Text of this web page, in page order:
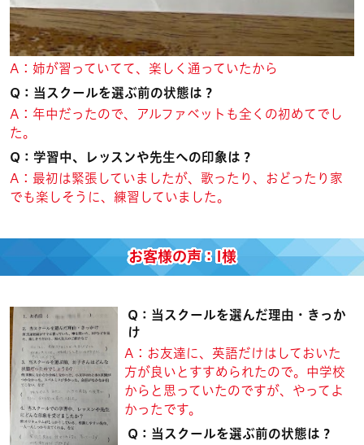
A：姉が習っていてて、楽しく通っていたから
Q：当スクールを選ぶ前の状態は？
A：年中だったので、アルファベットも全くの初めてでし
た。
Q：学習中、レッスンや先生への印象は？
A：最初は緊張していましたが、歌ったり、おどったり家
でも楽しそうに、練習していました。
お客様の声：I様
Q：当スクールを選んだ理由・きっか
け
A：お友達に、英語だけはしておいた
方が良いとすすめられたので。中学校
からと思っていたのですが、やってよ
かったです。
Q：当スクールを選ぶ前の状態は？